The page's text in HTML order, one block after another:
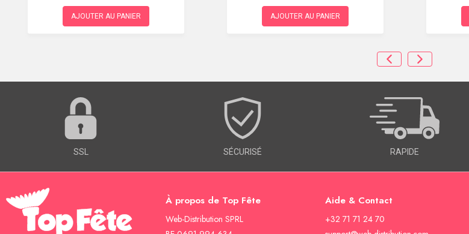
AJOUTER AU PANIER AJOUTER AU PANIER
SSL SÉCURISÉ RAPIDE
À propos de Top Fête
Web-Distribution SPRL
Aide & Contact
+32 71 71 24 70